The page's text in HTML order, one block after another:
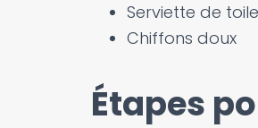
Serviette de
Chiffons doux
Étapes